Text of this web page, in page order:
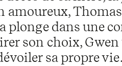
amoureux,
plonge dans une
son choix,
sa propre